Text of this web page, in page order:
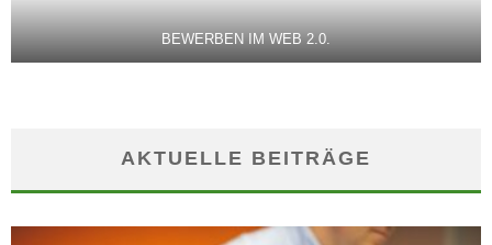
BEWERBEN IM WEB 2.0.
AKTUELLE BEITRÄGE